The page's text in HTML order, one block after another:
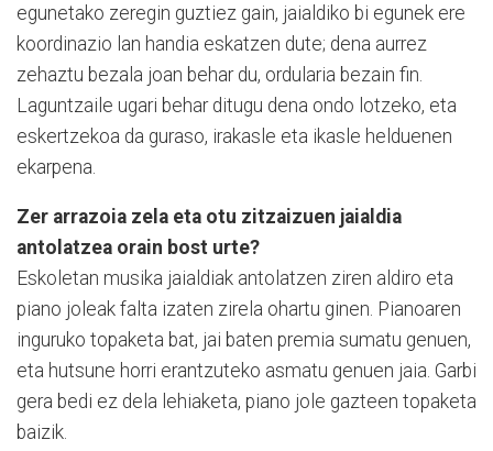
egunetako zeregin guztiez gain, jaialdiko bi egunek ere
koordinazio lan handia eskatzen dute; dena aurrez
zehaztu bezala joan behar du, ordularia bezain fin.
Laguntzaile ugari behar ditugu dena ondo lotzeko, eta
eskertzekoa da guraso, irakasle eta ikasle helduenen
ekarpena.
Zer arrazoia zela eta otu zitzaizuen jaialdia
antolatzea orain bost urte?
Eskoletan musika jaialdiak antolatzen ziren aldiro eta
piano joleak falta izaten zirela ohartu ginen. Pianoaren
inguruko topaketa bat, jai baten premia sumatu genuen,
eta hutsune horri erantzuteko asmatu genuen jaia. Garbi
gera bedi ez dela lehiaketa, piano jole gazteen topaketa
baizik.